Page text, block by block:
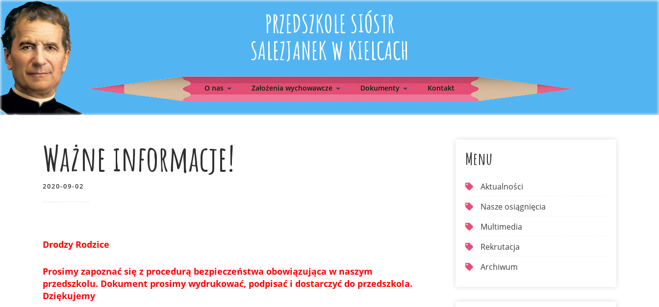
PRZEDSZKOLE SIÓSTR
SALEZJANEK W KIELCACH
O nas Założenia wychowawcze Dokumenty Kontakt
Ważne informacje!
2020-09-02
Drodzy Rodzice
Prosimy zapoznać się z procedurą bezpieczeństwa obowiązująca w naszym
przedszkolu. Dokument prosimy wydrukować, podpisać i dostarczyć do przedszkola.
Dziękujemy
Menu
Aktualności
Nasze osiągnięcia
Multimedia
Rekrutacja
Archiwum